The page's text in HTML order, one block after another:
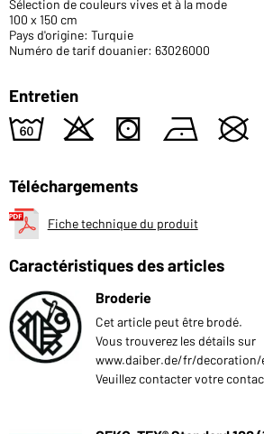
Sélection de couleurs vives et à la mode
100 x 150 cm
Pays d'origine: Turquie
Numéro de tarif douanier: 63026000
Entretien
4 o s n U
Téléchargements
Fiche technique du produit
Caractéristiques des articles
Broderie
Cet article peut être brodé.
Vous trouverez les détails sur
www.daiber.de/fr/
Veuillez contacter votre